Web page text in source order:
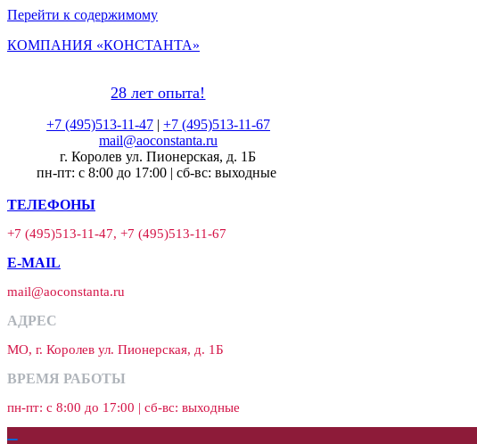
Перейти к содержимому
КОМПАНИЯ «КОНСТАНТА»
28 лет опыта!
+7 (495)513-11-47| +7 (495)513-11-67
mail@aoconstanta.ru
г. Королев ул. Пионерская, д. 1Б
пн-пт: с 8:00 до 17:00 | сб-вс: выходные
ТЕЛЕФОНЫ
+7 (495)513-11-47, +7 (495)513-11-67
E-MAIL
mail@aoconstanta.ru
АДРЕС
МО, г. Королев ул. Пионерская, д. 1Б
ВРЕМЯ РАБОТЫ
пн-пт: с 8:00 до 17:00 | сб-вс: выходные